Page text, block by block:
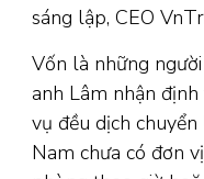
sáng lập, CEO
Vốn là những
anh Lâm nhận
vụ đều dịch
Nam chưa có đơn